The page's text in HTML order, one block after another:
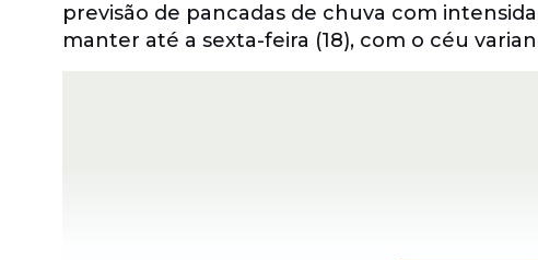
previsão de pancadas de chuva com
manter até a sexta-feira (18), com o céu